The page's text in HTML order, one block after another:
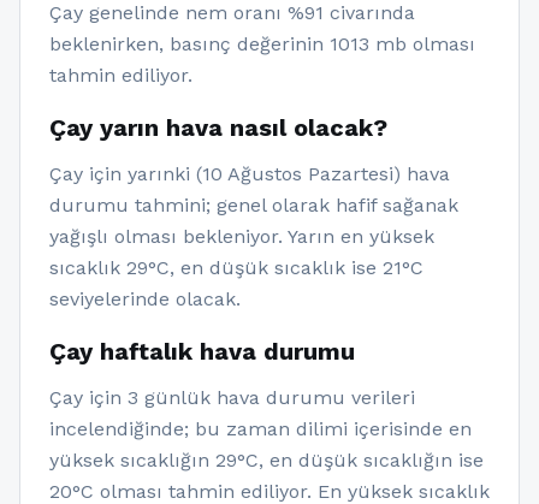
Çay genelinde nem oranı %91 civarında
beklenirken, basınç değerinin 1013 mb olması
tahmin ediliyor.
Çay yarın hava nasıl olacak?
Çay için yarınki (10 Ağustos Pazartesi) hava
durumu tahmini; genel olarak hafif sağanak
yağışlı olması bekleniyor. Yarın en yüksek
sıcaklık 29°C, en düşük sıcaklık ise 21°C
seviyelerinde olacak.
Çay haftalık hava durumu
Çay için 3 günlük hava durumu verileri
incelendiğinde; bu zaman dilimi içerisinde en
yüksek sıcaklığın 29°C, en düşük sıcaklığın ise
20°C olması tahmin ediliyor. En yüksek sıcaklık